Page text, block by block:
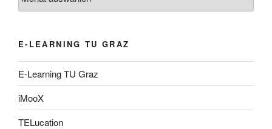
E-LEARNING TU GRAZ
E-Learning TU Graz
iMooX
TELucation